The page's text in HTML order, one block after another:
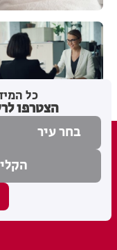
כל
הצטרפו